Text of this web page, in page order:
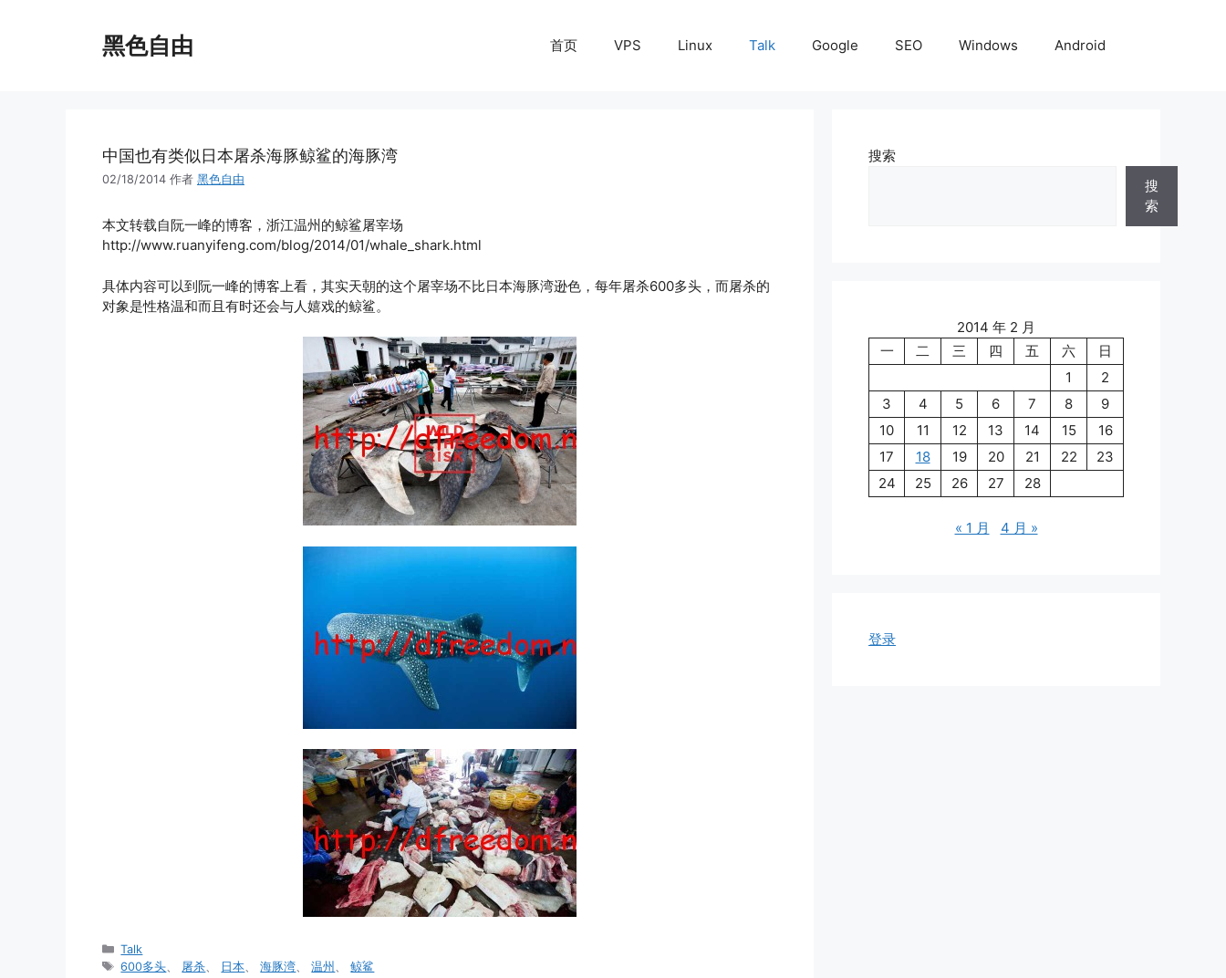
黑色自由 首页 VPS Linux Talk Google SEO Windows Android
中国也有类似日本屠杀海豚鲸鲨的海豚湾
02/18/2014 作者 黑色自由
本文转载自阮一峰的博客，浙江温州的鲸鲨屠宰场
http://www.ruanyifeng.com/blog/2014/01/whale_shark.html
具体内容可以到阮一峰的博客上看，其实天朝的这个屠宰场不比日本海豚湾逊色，每年屠杀600多头，而屠杀的
对象是性格温和而且有时还会与人嬉戏的鲸鲨。
分
类
Talk
标
600多头 屠杀 日本 、海豚湾 、温州 、鲸鲨
搜索
搜
索
2014 年 2 月
一
二 三 四 五 六
日
1
2
3
4 5 6 7 8
9
10
11 12 13 14 15
16
17
18 19 20 21 22
23
24
25 26 27 28
« 1 月 4 月 »
登录